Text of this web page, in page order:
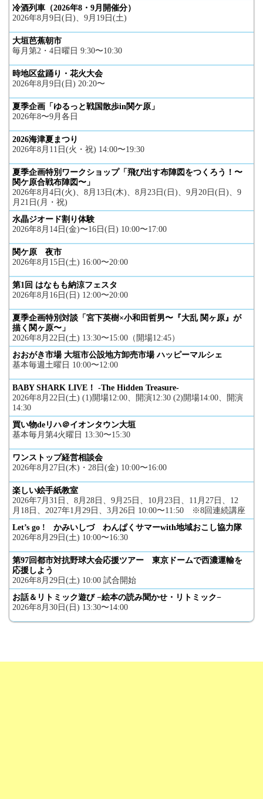
冷酒列車（2026年8・9月開催分）
2026年8月9日(日)、9月19日(土)
大垣芭蕉朝市
毎月第2・4日曜日 9:30〜10:30
時地区盆踊り・花火大会
2026年8月9日(日) 20:20〜
夏季企画「ゆるっと戦国散歩in関ケ原」
2026年8〜9月各日
2026海津夏まつり
2026年8月11日(火・祝) 14:00〜19:30
夏季企画特別ワークショップ「飛び出す布陣図をつくろう！〜
関ケ原合戦布陣図〜」
2026年8月4日(火)、8月13日(木)、8月23日(日)、9月20日(日)、9
月21日(月・祝)
水晶ジオード割り体験
2026年8月14日(金)〜16日(日) 10:00〜17:00
関ケ原 夜市
2026年8月15日(土) 16:00〜20:00
第1回 はなもも納涼フェスタ
2026年8月16日(日) 12:00〜20:00
夏季企画特別対談「宮下英樹×小和田哲男〜『大乱 関ヶ原』が
描く関ヶ原〜」
2026年8月22日(土) 13:30〜15:00（開場12:45）
おおがき市場 大垣市公設地方卸売市場 ハッピーマルシェ
基本毎週土曜日 10:00〜12:00
BABY SHARK LIVE！ -The Hidden Treasure-
2026年8月22日(土) (1)開場12:00、開演12:30 (2)開場14:00、開演
14:30
買い物deリハ＠イオンタウン大垣
基本毎月第4火曜日 13:30〜15:30
ワンストップ経営相談会
2026年8月27日(木)・28日(金) 10:00〜16:00
楽しい絵手紙教室
2026年7月31日、8月28日、9月25日、10月23日、11月27日、12
月18日、2027年1月29日、3月26日 10:00〜11:50 ※8回連続講座
Let’s go ! かみいしづ わんぱくサマーwith地域おこし協力隊
2026年8月29日(土) 10:00〜16:30
第97回都市対抗野球大会応援ツアー 東京ドームで西濃運輸を
応援しよう
2026年8月29日(土) 10:00 試合開始
お話＆リトミック遊び −絵本の読み聞かせ・リトミック−
2026年8月30日(日) 13:30〜14:00